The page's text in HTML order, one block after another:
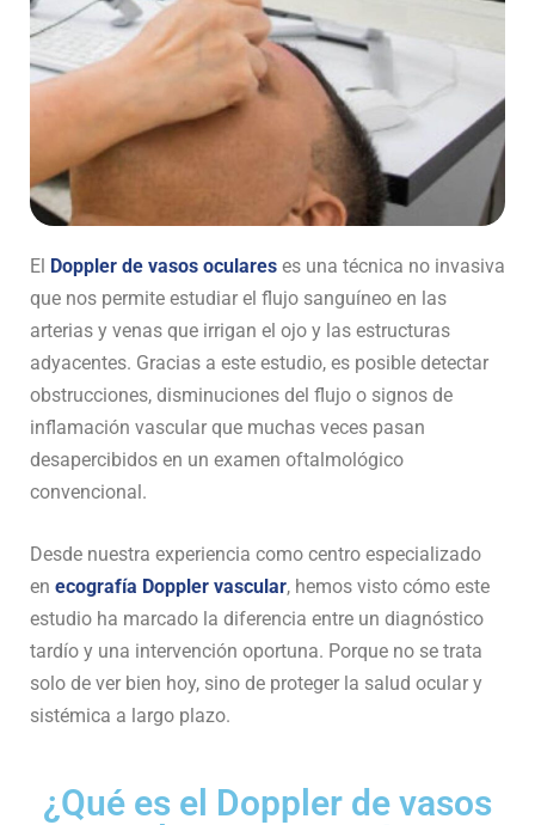
El Doppler de vasos oculares es una técnica no invasiva
que nos permite estudiar el flujo sanguíneo en las
arterias y venas que irrigan el ojo y las estructuras
adyacentes. Gracias a este estudio, es posible detectar
obstrucciones, disminuciones del flujo o signos de
inflamación vascular que muchas veces pasan
desapercibidos en un examen oftalmológico
convencional.
Desde nuestra experiencia como centro especializado
en ecografía Doppler vascular, hemos visto cómo este
estudio ha marcado la diferencia entre un diagnóstico
tardío y una intervención oportuna. Porque no se trata
solo de ver bien hoy, sino de proteger la salud ocular y
sistémica a largo plazo.
¿Qué es el Doppler de vasos